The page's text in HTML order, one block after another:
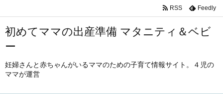
初めてママの出産準備 マタニティ＆ベビ
ー
妊婦さんと赤ちゃんがいるママのための子育て情報サイト。４児の
ママが運営
RSS Feedly